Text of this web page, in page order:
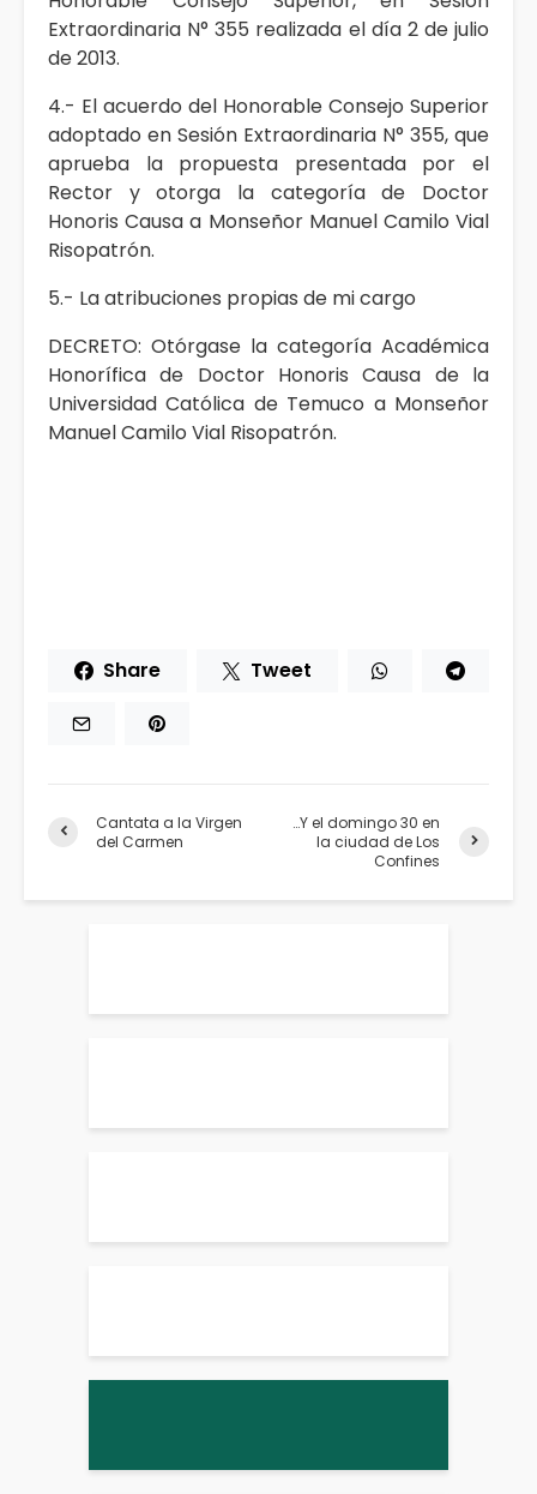
Extraordinaria N° 355 realizada el día 2 de julio
de 2013.
4.- El acuerdo del Honorable Consejo Superior
adoptado en Sesión Extraordinaria N° 355, que
aprueba la propuesta presentada por el
Rector y otorga la categoría de Doctor
Honoris Causa a Monseñor Manuel Camilo Vial
Risopatrón.
5.- La atribuciones propias de mi cargo
DECRETO: Otórgase la categoría Académica
Honorífica de Doctor Honoris Causa de la
Universidad Católica de Temuco a Monseñor
Manuel Camilo Vial Risopatrón.
Share Tweet
Cantata a la Virgen
del Carmen
…Y el domingo 30 en
la ciudad de Los
Confines